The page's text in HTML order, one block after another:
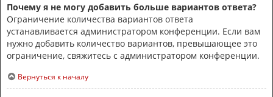
Почему я не могу добавить больше вариантов ответа?
Ограничение количества вариантов ответа
устанавливается администратором конференции. Если вам
нужно добавить количество вариантов, превышающее это
ограничение, свяжитесь с администратором конференции.
Вернуться к началу